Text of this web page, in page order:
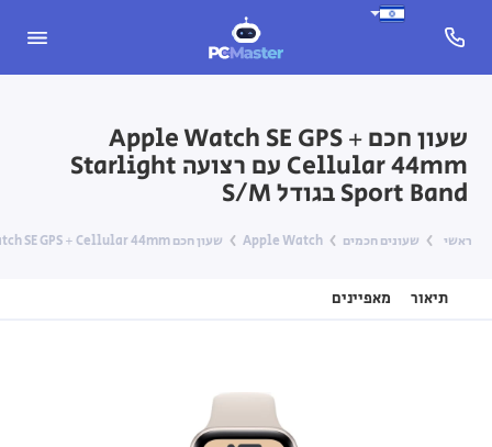
שעון חכם Apple Watch SE GPS +
Cellular 44mm עם רצועה Starlight
Sport Band בגודל S/M
ראשי שעונים חכמים Apple Watch שעון חכם Apple Watch SE GPS + Cellular 44mm עם רצועה Starlight Sport Band בגודל S/M
תיאור מאפיינים